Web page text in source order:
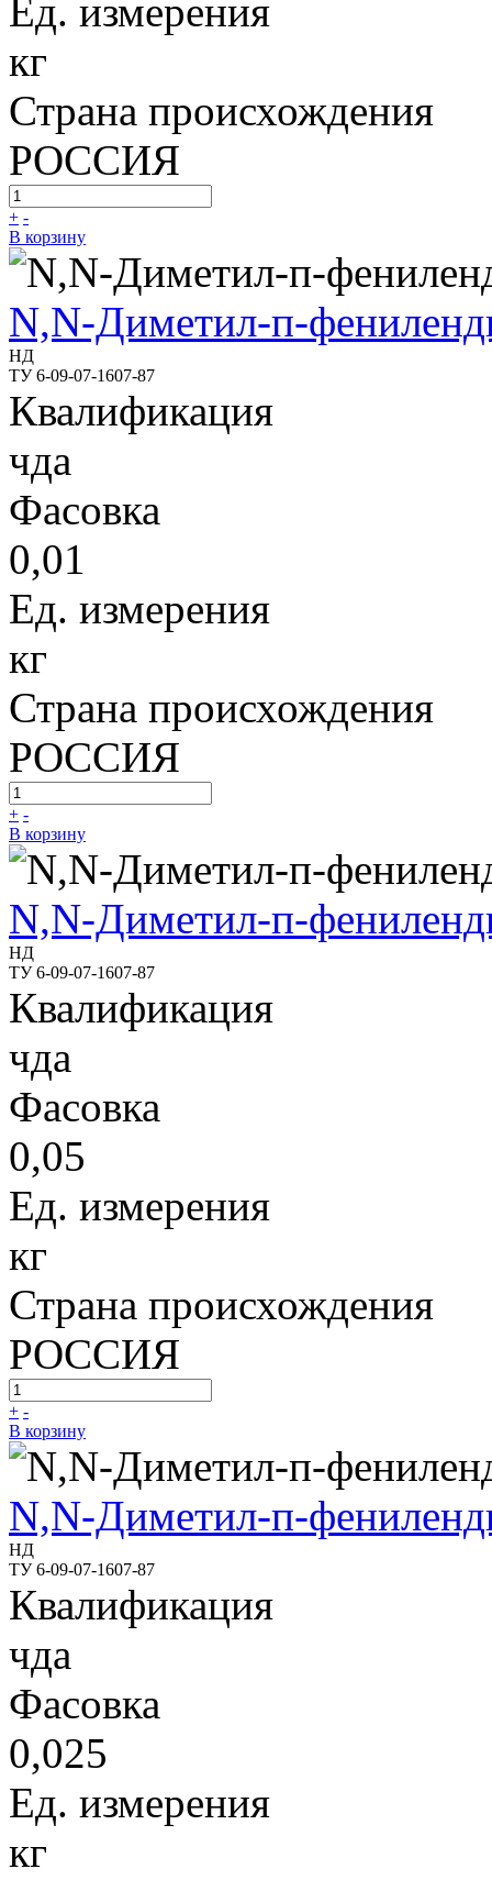
Ед. измерения
кг
Страна происхождения
РОССИЯ
+ -
В корзину
N,N-Диметил-п-
НД
ТУ 6-09-07-1607-87
Квалификация
чда
Фасовка
0,01
Ед. измерения
кг
Страна происхождения
РОССИЯ
+ -
В корзину
N,N-Диметил-п-
НД
ТУ 6-09-07-1607-87
Квалификация
чда
Фасовка
0,05
Ед. измерения
кг
Страна происхождения
РОССИЯ
+ -
В корзину
N,N-Диметил-п-
НД
ТУ 6-09-07-1607-87
Квалификация
чда
Фасовка
0,025
Ед. измерения
кг